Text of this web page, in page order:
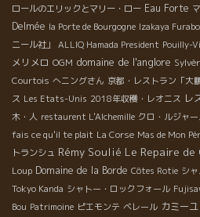
ロールのエリックとマリー・ロー Eau Forte
Delmée la Porte de Bourgogne Izakaya Furabo
ニール社」
ALLIQ Hamada President Pouilly-
メリメロ OGM domaine de l'anglore
Courtois へニングさん 京都・レストラン「大
ス Les Etats-Unis 2018年収穫・レオニス レ
木・人 restaurent L'Alchemille クロ・ルジャ
fais ce qu'il te plait La Corse Mas de Mon
トランシュ Rémy Soulié Le Repaire
Loup Domaine de la Borde Côtes Rotie シ
Tokyo Kanda シャトー・ロックフォール
Bou Patrimoine ピエモンテ ベレール カミー